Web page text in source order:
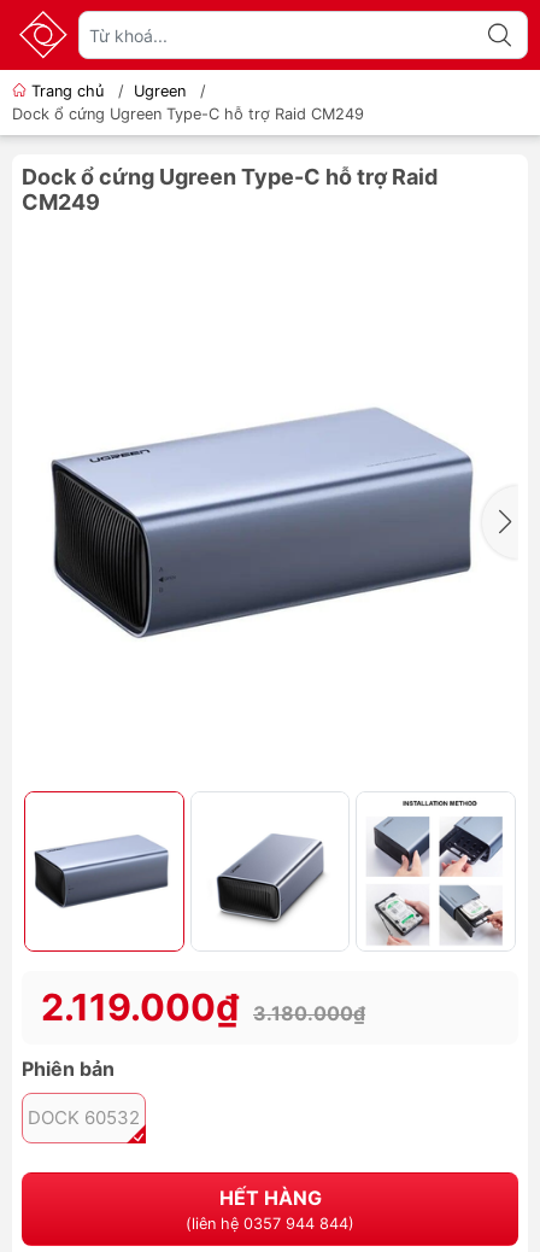
Trang chủ / Ugreen
/
Dock ổ cứng Ugreen Type-C hỗ trợ Raid CM249
Dock ổ cứng Ugreen Type-C hỗ trợ Raid
CM249
2.119.000₫ 3.180.000₫
Phiên bản
DOCK 60532
HẾT HÀNG
(liên hệ 0357 944 844)